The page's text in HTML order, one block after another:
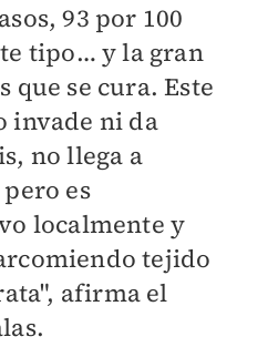
93 por 100
tipo… y la gran
que se cura. Este
invade ni da
no llega a
es
localmente y
tejido
afirma el